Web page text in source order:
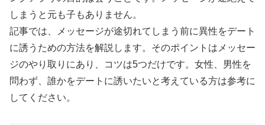
しまうと元も子もありません。
記事では、メッセージが途切れてしまう前に異性をデート
に誘うための方法を解説します。そのポイントはメッセー
ジのやり取りにあり、コツは5つだけです。女性、男性を
問わず、誰かをデートに誘いたいと考えている方は参考に
してください。